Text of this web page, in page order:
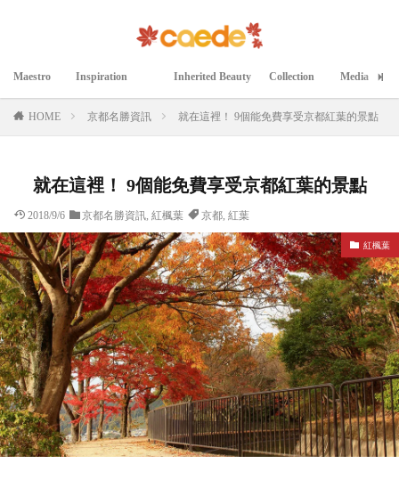
Maestro
マエストロ
Inspiration
インスピレーション
Inherited Beauty
継承された美
Collection
コレクション
Media
メディア掲載
HOME 京都名勝資訊 就在這裡！ 9個能免費享受京都紅葉的景點
就在這裡！ 9個能免費享受京都紅葉的景點
2018/9/6 京都名勝資訊, 紅楓葉 京都, 紅葉
紅楓葉